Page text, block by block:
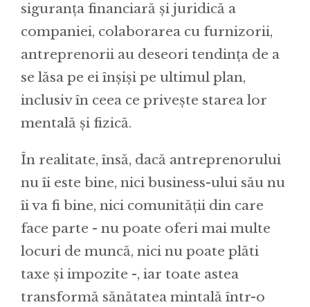
siguranța financiară și juridică a
companiei, colaborarea cu furnizorii,
antreprenorii au deseori tendința de a
se lăsa pe ei înșiși pe ultimul plan,
inclusiv în ceea ce privește starea lor
mentală și fizică.
În realitate, însă, dacă antreprenorului
nu îi este bine, nici business-ului său nu
îi va fi bine, nici comunității din care
face parte - nu poate oferi mai multe
locuri de muncă, nici nu poate plăti
taxe și impozite -, iar toate astea
transformă sănătatea mintală într-o